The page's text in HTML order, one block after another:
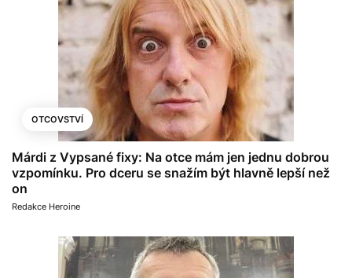
OTCOVSTVÍ
Márdi z Vypsané fixy: Na otce mám jen jednu dobrou
vzpomínku. Pro dceru se snažím být hlavně lepší než
on
Redakce Heroine